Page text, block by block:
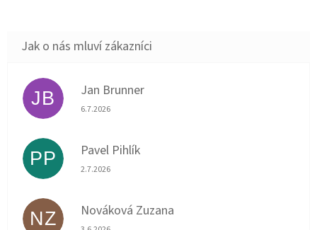
JB Jan Brunner
Hodnocení obchodu je 5 z 5 hvězdiček.
6.7.2026
PP Pavel Pihlík
Hodnocení obchodu je 5 z 5 hvězdiček.
2.7.2026
NZ Nováková Zuzana
Hodnocení obchodu je 5 z 5 hvězdiček.